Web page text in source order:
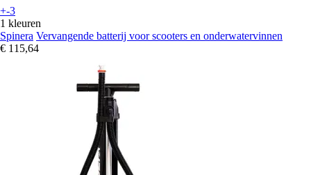
+-3
1 kleuren
Spinera Vervangende batterij voor scooters en onderwatervinnen
€ 115,64